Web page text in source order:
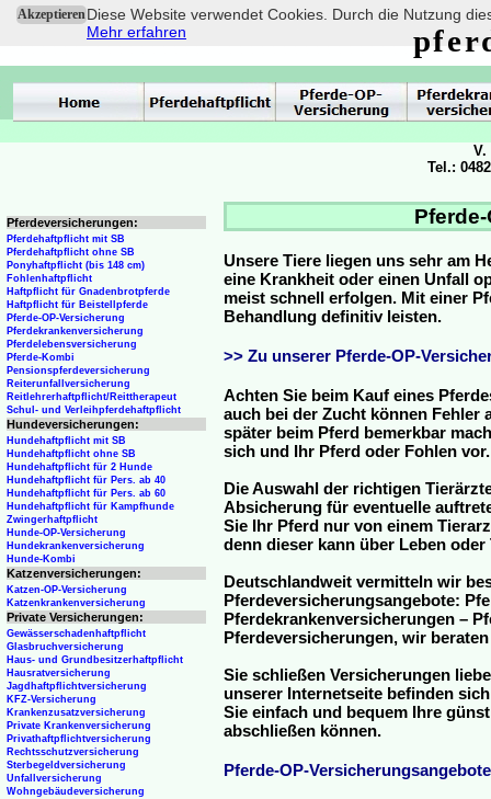
AkzeptierenDiese Website verwendet Cookies. Durch die Nutzung
Mehr erfahren
Unsere Tiere liegen uns sehr am
eine Krankheit oder einen Unfall
meist schnell erfolgen. Mit einer
Behandlung definitiv leisten.
>> Zu unserer Pferde-OP-
Achten Sie beim Kauf eines
auch bei der Zucht können Fehler
später beim Pferd bemerkbar
sich und Ihr Pferd oder Fohlen vor.
Die Auswahl der richtigen
Absicherung für eventuelle
Sie Ihr Pferd nur von einem
denn dieser kann über Leben
Deutschlandweit vermitteln wir
Pferdeversicherungsangebote:
Pferdekrankenversicherungen –
Pferdeversicherungen, wir
Sie schließen Versicherungen
unserer Internetseite befinden
Sie einfach und bequem Ihre
abschließen können.
Pferde-OP-Versicherungsangebote
Pferdeversicherungen:
Pferdehaftpflicht mit SB
Pferdehaftpflicht ohne SB
Ponyhaftpflicht (bis 148 cm)
Fohlenhaftpflicht
Haftpflicht für Gnadenbrotpferde
Haftpflicht für Beistellpferde
Pferde-OP-Versicherung
Pferdekrankenversicherung
Pferdelebensversicherung
Pferde-Kombi
Pensionspferdeversicherung
Reiterunfallversicherung
Reitlehrerhaftpflicht/Reittherapeut
Schul- und Verleihpferdehaftpflicht
Hundeversicherungen:
Hundehaftpflicht mit SB
Hundehaftpflicht ohne SB
Hundehaftpflicht für 2 Hunde
Hundehaftpflicht für Pers. ab 40
Hundehaftpflicht für Pers. ab 60
Hundehaftpflicht für Kampfhunde
Zwingerhaftpflicht
Hunde-OP-Versicherung
Hundekrankenversicherung
Hunde-Kombi
Katzenversicherungen:
Katzen-OP-Versicherung
Katzenkrankenversicherung
Private Versicherungen:
Gewässerschadenhaftpflicht
Glasbruchversicherung
Haus- und Grundbesitzerhaftpflicht
Hausratversicherung
Jagdhaftpflichtversicherung
KFZ-Versicherung
Krankenzusatzversicherung
Private Krankenversicherung
Privathaftpflichtversicherung
Rechtsschutzversicherung
Sterbegeldversicherung
Unfallversicherung
Wohngebäudeversicherung
V.
Tel.: